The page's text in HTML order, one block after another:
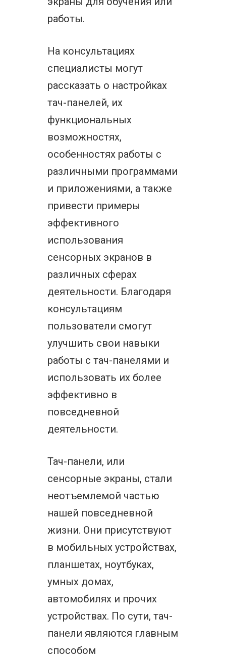
работы.
На консультациях
специалисты могут
рассказать о настройках
тач-панелей, их
функциональных
возможностях,
особенностях работы с
различными программами
и приложениями, а также
привести примеры
эффективного
использования
сенсорных экранов в
различных сферах
деятельности. Благодаря
консультациям
пользователи смогут
улучшить свои навыки
работы с тач-панелями и
использовать их более
эффективно в
повседневной
деятельности.
Тач-панели, или
сенсорные экраны, стали
неотъемлемой частью
нашей повседневной
жизни. Они присутствуют
в мобильных устройствах,
планшетах, ноутбуках,
умных домах,
автомобилях и прочих
устройствах. По сути, тач-
панели являются главным
способом